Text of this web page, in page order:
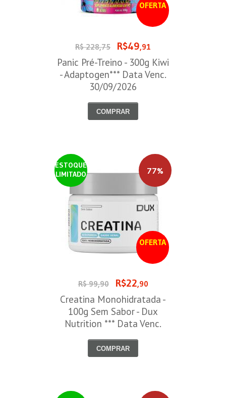
OFERTA
R$ 228,75 R$49,91
Panic Pré-Treino - 300g Kiwi
- Adaptogen*** Data Venc.
30/09/2026
COMPRAR
ESTOQUE
LIMITADO
OFERTA
77%
R$ 99,90 R$22,90
Creatina Monohidratada -
100g Sem Sabor - Dux
Nutrition *** Data Venc.
COMPRAR